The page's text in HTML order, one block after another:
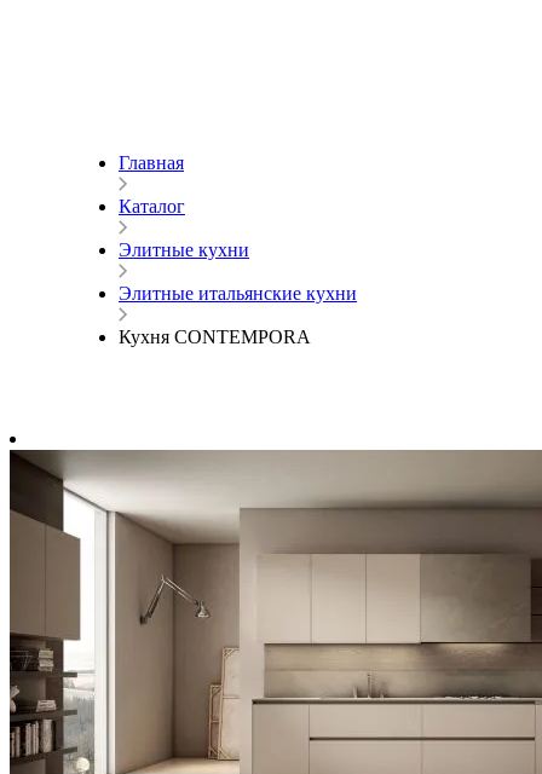
Главная
Каталог
Элитные кухни
Элитные итальянские кухни
Кухня CONTEMPORA